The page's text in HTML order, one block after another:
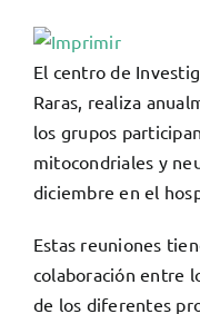
El centro de
Raras, realiza
los grupos
mitocondriales y
diciembre en el
Estas reuniones
colaboración entre
de los diferentes